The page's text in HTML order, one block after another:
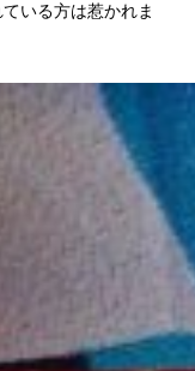
いる方は惹かれま